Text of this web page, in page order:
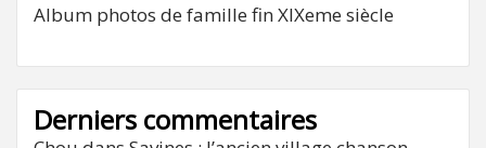
Album photos de famille fin XIXeme siècle
Derniers commentaires